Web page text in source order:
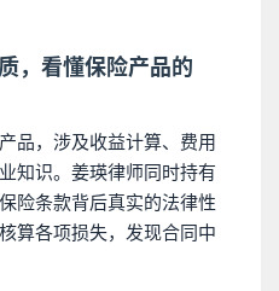
，看懂保险产品的
品，涉及收益计算、费用
知识。姜瑛律师同时持有
险条款背后真实的法律性
算各项损失，发现合同中